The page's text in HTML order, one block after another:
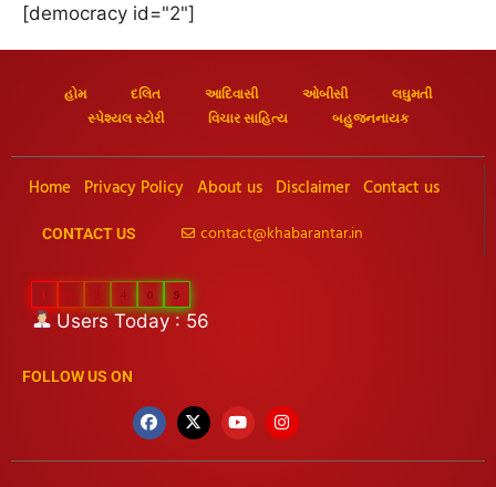
[democracy id="2"]
હોમ દલિત આદિવાસી ઓબીસી
લઘુમતી
સ્પેશ્યલ સ્ટોરી
વિચાર સાહિત્ય બહુજનનાયક
Home Privacy Policy About us Disclaimer Contact us
CONTACT US contact@khabarantar.in
1 1 4 0 9
Users Today : 56
FOLLOW US ON